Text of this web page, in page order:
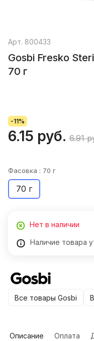
Арт. 800433
Gosbi Fresko
70 г
-11%
6.15 руб. 6.91
Фасовка : 70 г
70 г
Нет в наличии
Наличие товара
Все товары Gosbi
Описание Оплата